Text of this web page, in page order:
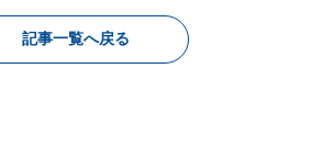
記事一覧へ戻る